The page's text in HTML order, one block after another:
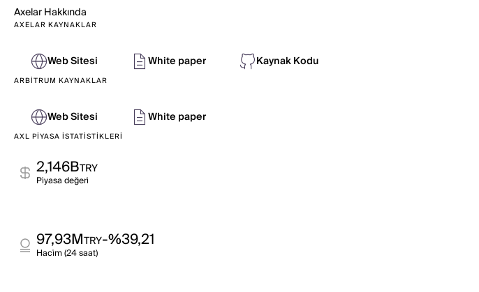
AxelarHakkında
AXELAR KAYNAKLAR
Web Sitesi White paper Kaynak Kodu
ARBITRUM KAYNAKLAR
Web Sitesi White paper
AXL PIYASA İSTATISTIKLERI
2,146BTRY
Pi̇yasa değeri̇
97,93MTRY-%39,21
Haci̇m (24 saat)